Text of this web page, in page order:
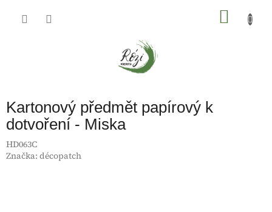
Kartonový předmět papírový k
dotvoření - Miska
HD063C
Značka: décopatch